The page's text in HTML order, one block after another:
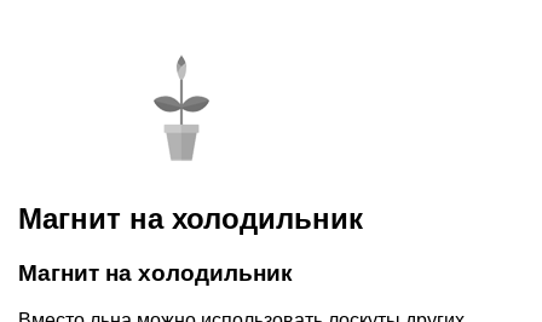
Магнит на холодильник
Магнит на холодильник